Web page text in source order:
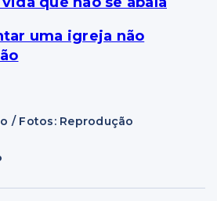
uma igreja não
/ Fotos: Reprodução